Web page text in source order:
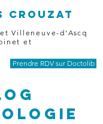
CROUZAT
Villeneuve-d'Ascq
et
Prendre RDV sur Doctolib